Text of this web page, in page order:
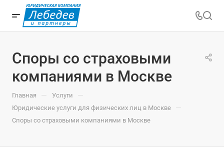
Споры со страховыми
компаниями в Москве
Главная — Услуги —
Юридические услуги для физических лиц в Москве —
Споры со страховыми компаниями в Москве